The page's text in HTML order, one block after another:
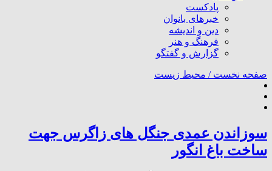
پادکست
خبرهای بانوان
دین و اندیشه
فرهنگ و هنر
گزارش و گفتگو
صفحه نخست / محیط زیست
سوزاندن عمدی جنگل های زاگرس جهت
ساخت باغ انگور